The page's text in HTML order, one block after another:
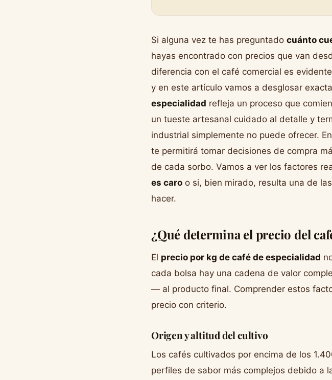
Si alguna vez te has preguntado cuánto
hayas encontrado con precios que van
diferencia con el café comercial es
y en este artículo vamos a desglosar
especialidad refleja un proceso que
un tueste artesanal cuidado al detalle y
industrial simplemente no puede ofrecer.
te permitirá tomar decisiones de compra
de cada sorbo. Vamos a ver los factores
es caro o si, bien mirado, resulta una de
hacer.
¿Qué determina el precio del
El precio por kg de café de especialidad
cada bolsa hay una cadena de valor
— al producto final. Comprender estos
precio con criterio.
Origen y altitud del cultivo
Los cafés cultivados por encima de los
perfiles de sabor más complejos debido a